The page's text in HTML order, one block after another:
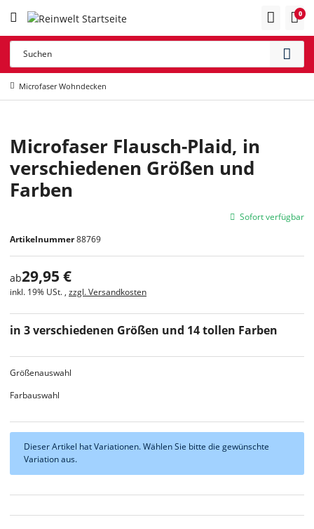
0
Microfaser Wohndecken
Microfaser Flausch-Plaid, in
verschiedenen Größen und
Farben
Artikelnummer88769
in 3 verschiedenen Größen und 14 tollen Farben
Größenauswahl
Farbauswahl
ab29,95 €
inkl. 19% USt. , zzgl. Versandkosten
xDieser Artikel hat Variationen. Wählen Sie bitte die gewünschte
Variation aus.
Sofort verfügbar